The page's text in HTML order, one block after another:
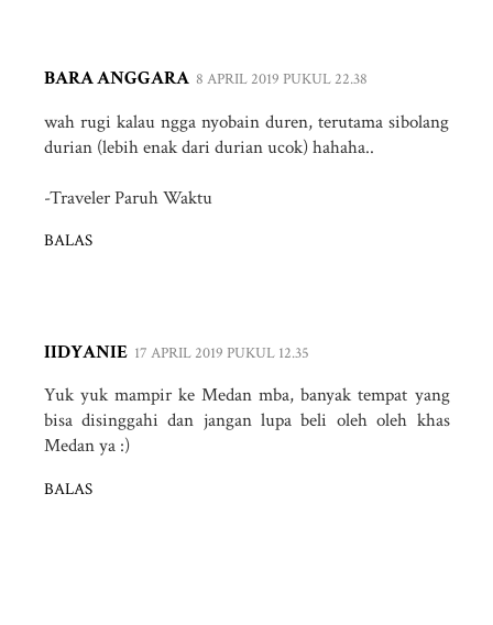
BARA ANGGARA 8 APRIL 2019 PUKUL 22.38
wah rugi kalau ngga nyobain duren, terutama sibolang
durian (lebih enak dari durian ucok) hahaha..
-Traveler Paruh Waktu
BALAS
IIDYANIE 17 APRIL 2019 PUKUL 12.35
Yuk yuk mampir ke Medan mba, banyak tempat yang
bisa disinggahi dan jangan lupa beli oleh oleh khas
Medan ya :)
BALAS